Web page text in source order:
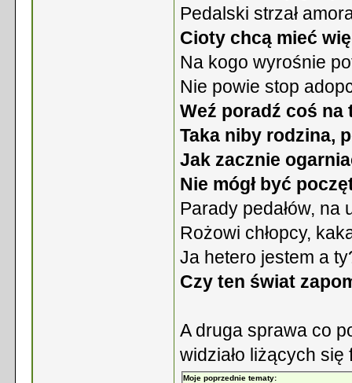
Pedalski strzał
Cioty chcą mieć
Na kogo wyrośnie
Nie powie stop
Weź poradź coś na
Taka niby rodzina,
Jak zacznie
Nie mógł być
Parady pedałów, na
Rożowi chłopcy,
Ja hetero jestem a
Czy ten świat
A druga sprawa co
widziało liżących się
Moje poprzednie tematy: